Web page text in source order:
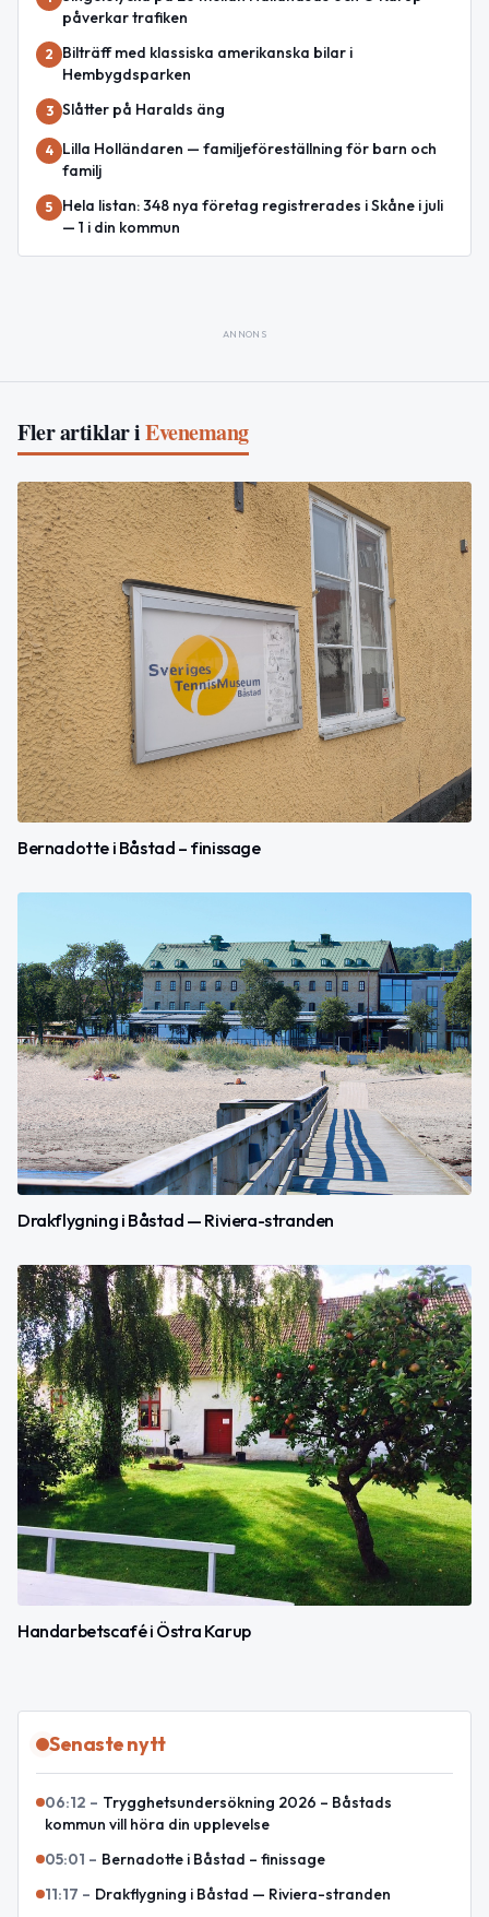
påverkar trafiken
2
Bilträff med klassiska amerikanska bilar i
Hembygdsparken
3 Slåtter på Haralds äng
4
Lilla Holländaren — familjeföreställning för barn och
familj
5
Hela listan: 348 nya företag registrerades i Skåne i juli
— 1 i din kommun
ANNONS
Fler artiklar iEvenemang
Bernadotte i Båstad – finissage
Drakflygning i Båstad — Riviera-stranden
Handarbetscafé i Östra Karup
Senaste nytt
06:12 – Trygghetsundersökning 2026 – Båstads
kommun vill höra din upplevelse
05:01 – Bernadotte i Båstad – finissage
11:17 – Drakflygning i Båstad — Riviera-stranden